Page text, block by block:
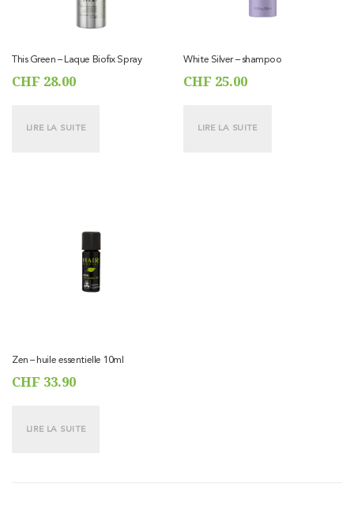
This Green – Laque Biofix Spray
CHF 28.00
LIRE LA SUITE
White Silver – shampoo
CHF 25.00
LIRE LA SUITE
Zen – huile essentielle 10ml
CHF 33.90
LIRE LA SUITE